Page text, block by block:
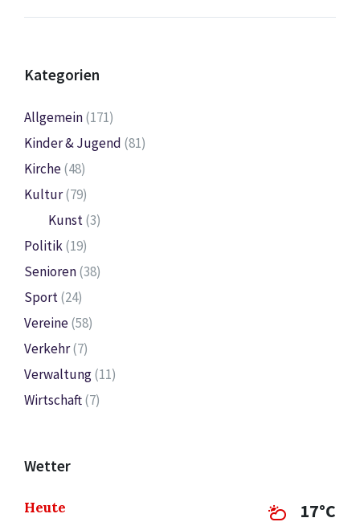
Kategorien
Allgemein(171)
Kinder & Jugend (81)
Kirche(48)
Kultur(79)
Kunst(3)
Politik(19)
Senioren(38)
Sport(24)
Vereine(58)
Verkehr(7)
Verwaltung(11)
Wirtschaft(7)
Wetter
Heute 17°C